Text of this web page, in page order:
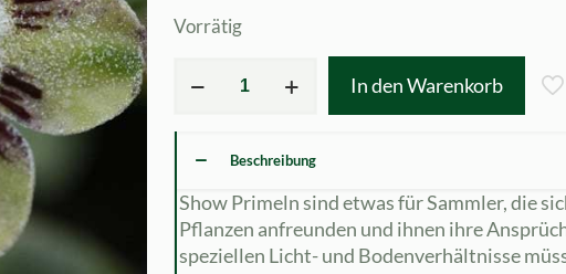
Vorrätig
Hood
'(ST)
Menge
In den Warenkorb
Beschreibung
Show Primeln sind etwas für Sammler, die
Pflanzen anfreunden und ihnen ihre
speziellen Licht- und Bodenverhältnisse